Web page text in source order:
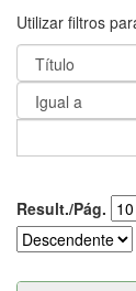
Utilizar filtros
Result./Pág.